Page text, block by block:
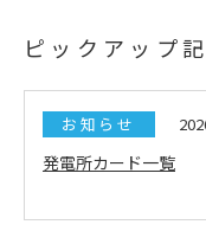
ピックアップ
お知らせ
発電所カード一覧